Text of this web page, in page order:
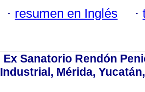
· resumen en Inglés ·
Ex Sanatorio Rendón
Industrial, Mérida,